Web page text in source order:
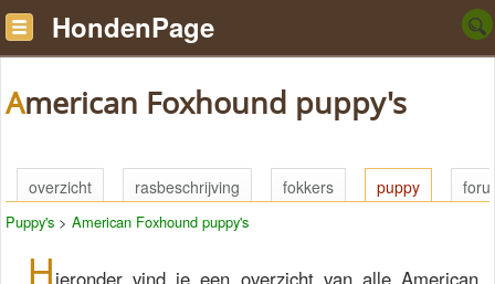
HondenPage
American Foxhound puppy's
overzicht rasbeschrijving fokkers puppy
Puppy's > American Foxhound puppy's
Hieronder vind je een overzicht van alle American